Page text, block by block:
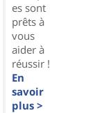
es sont
prêts à
vous
aider à
réussir !
En
savoir
plus >